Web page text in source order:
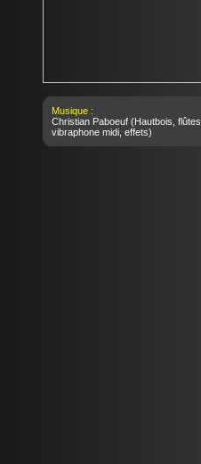
Musique :
Christian Paboeuf(Hautbois, flûtes,
vibraphone midi, effets)